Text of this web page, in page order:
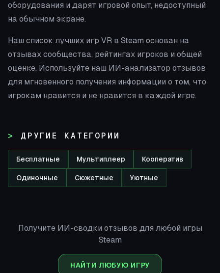
оборудования и дарят игровой опыт, недоступный
на обычном экране.
Наш список лучших игр VR в Steam основан на
отзывах сообщества, рейтингах игроков и общей
оценке. Используйте наш ИИ-анализатор отзывов
для мгновенного получения информации о том, что
игрокам нравится и не нравится в каждой игре.
ДРУГИЕ КАТЕГОРИИ
Бесплатные Мультиплеер Кооператив
Одиночные Сюжетные Уютные
Получите ИИ-сводки отзывов для любой игры
Steam
НАЙТИ ЛЮБУЮ ИГРУ